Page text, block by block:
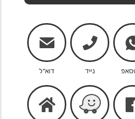
phone
mail
נייד דוא״ל
home